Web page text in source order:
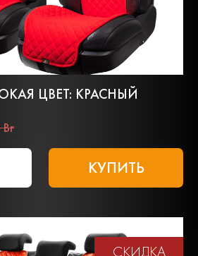
ЦВЕТ: КРАСНЫЙ
Br
КУПИТЬ
СКИДКА